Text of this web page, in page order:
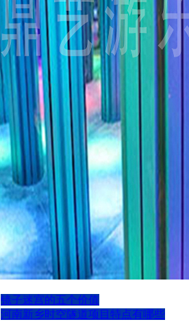
镜子迷宫的五个价值
河南新乡时空隧道项目特点有哪些